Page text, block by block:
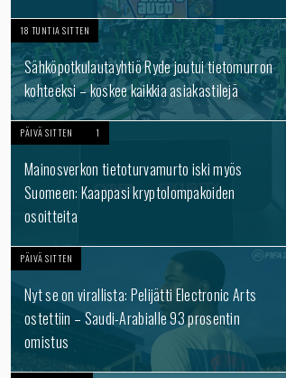
18 TUNTIA SITTEN
Sähköpotkulautayhtiö Ryde joutui tietomurron
kohteeksi – koskee kaikkia asiakastilejä
PÄIVÄ SITTEN 1
Mainosverkon tietoturvamurto iski myös
Suomeen: Kaappasi kryptolompakoiden
osoitteita
PÄIVÄ SITTEN
Nyt se on virallista: Pelijätti Electronic Arts
ostettiin – Saudi-Arabialle 93 prosentin
omistus